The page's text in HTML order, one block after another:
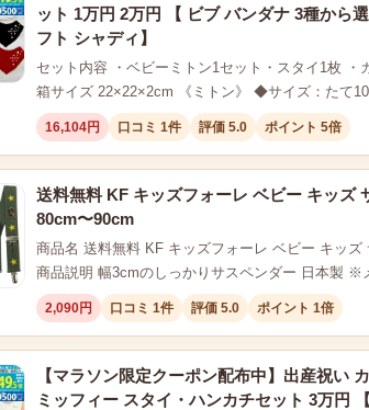
ット 1万円 2万円 【 ビブ バンダナ 3種から
フト シャディ】
セット内容 ・ベビーミトン1セット・スタイ1枚
箱サイズ 22×22×2cm 《ミトン》 ◆サイズ：たて
16,104円 口コミ 1件 評価 5.0 ポイント 5倍
送料無料 KF キッズフォーレ ベビー キッズ
80cm〜90cm
商品名 送料無料 KF キッズフォーレ ベビー キッ
商品説明 幅3cmのしっかりサスペンダー 日本製
2,090円 口コミ 1件 評価 5.0 ポイント 1倍
【マラソン限定クーポン配布中】出産祝い
ミッフィー スタイ・ハンカチセット 3万円